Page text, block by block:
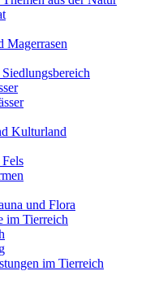
Magerrasen
Kulturland
und Flora
im Tierreich
im Tierreich